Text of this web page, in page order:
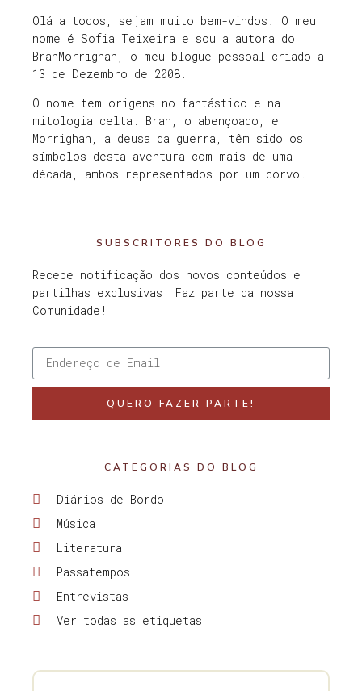
Olá a todos, sejam muito bem-vindos! O meu
nome é Sofia Teixeira e sou a autora do
BranMorrighan, o meu blogue pessoal criado a
13 de Dezembro de 2008.
O nome tem origens no fantástico e na
mitologia celta. Bran, o abençoado, e
Morrighan, a deusa da guerra, têm sido os
símbolos desta aventura com mais de uma
década, ambos representados por um corvo.
SUBSCRITORES DO BLOG
Recebe notificação dos novos conteúdos e
partilhas exclusivas. Faz parte da nossa
Comunidade!
QUERO FAZER PARTE!
CATEGORIAS DO BLOG
Diários de Bordo
Música
Literatura
Passatempos
Entrevistas
Ver todas as etiquetas